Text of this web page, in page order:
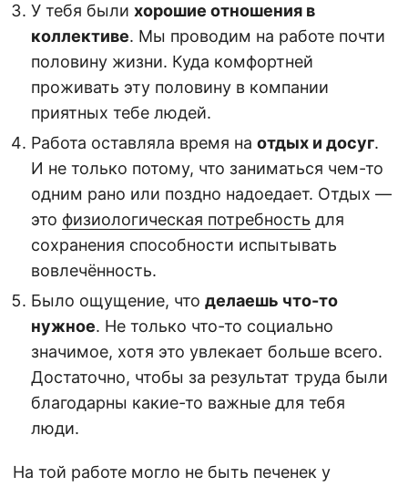
У тебя были хорошие отношения в
коллективе. Мы проводим на работе почти
половину жизни. Куда комфортней
проживать эту половину в компании
приятных тебе людей.
Работа оставляла время на отдых и досуг.
И не только потому, что заниматься чем-то
одним рано или поздно надоедает. Отдых —
это физиологическая потребность для
сохранения способности испытывать
вовлечённость.
Было ощущение, что делаешь что-то
нужное. Не только что-то социально
значимое, хотя это увлекает больше всего.
Достаточно, чтобы за результат труда были
благодарны какие-то важные для тебя
люди.
На той работе могло не быть печенек у